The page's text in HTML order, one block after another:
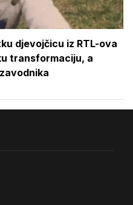
djevojčicu iz RTL-ova
transformaciju, a